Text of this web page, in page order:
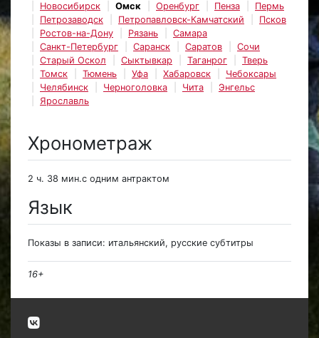
Новосибирск
Омск Оренбург Пенза
Пермь
Петрозаводск
Петропавловск-Камчатский
Псков
Ростов-на-Дону
Рязань
Самара
Санкт-Петербург
Саранск Саратов
Сочи
Старый Оскол
Сыктывкар Таганрог
Тверь
Томск
Тюмень Уфа Хабаровск
Чебоксары
Челябинск
Черноголовка Чита
Энгельс
Ярославль
Хронометраж
2 ч. 38 мин.с одним антрактом
Язык
Показы в записи: итальянский, русские субтитры
16+